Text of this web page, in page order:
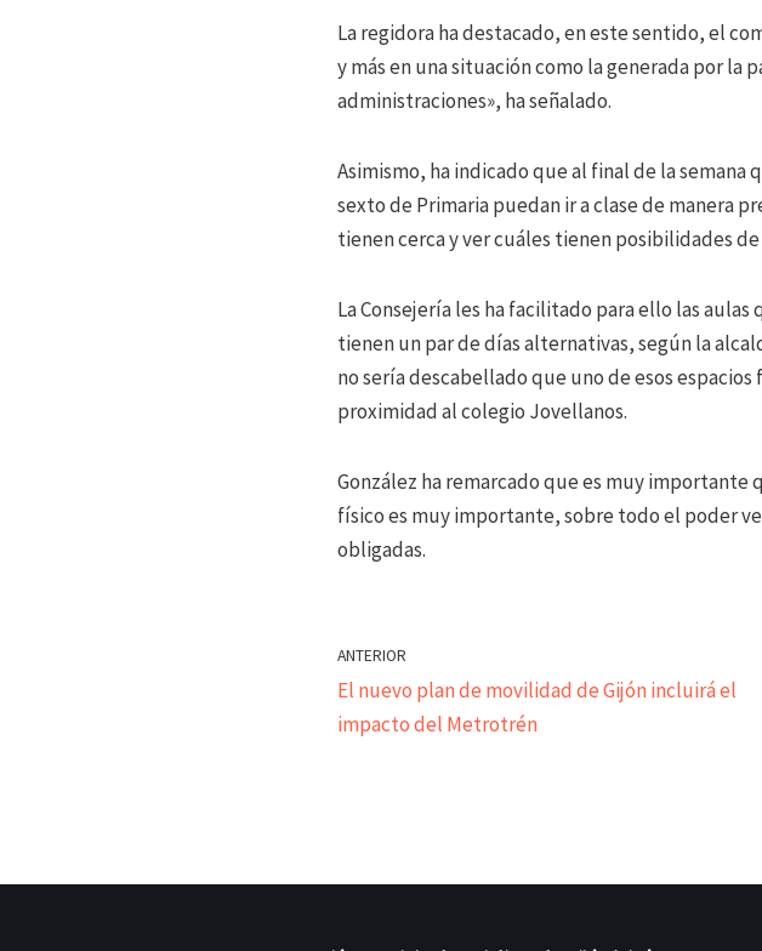
La regidora ha destacado, en este sentido, el
y más en una situación como la generada por la
administraciones», ha señalado.
Asimismo, ha indicado que al final de la
sexto de Primaria puedan ir a clase de manera
tienen cerca y ver cuáles tienen posibilidades
La Consejería les ha facilitado para ello las
tienen un par de días alternativas, según la
no sería descabellado que uno de esos
proximidad al colegio Jovellanos.
González ha remarcado que es muy
físico es muy importante, sobre todo el poder
obligadas.
ANTERIOR
El nuevo plan de movilidad de Gijón incluirá el
impacto del Metrotrén